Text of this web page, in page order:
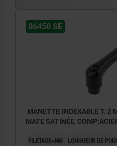
06450 SE
MANETTE INDEXABLE T. 2
MATE SATINÉE,
FILETAGE=M6
LONGUEUR DE